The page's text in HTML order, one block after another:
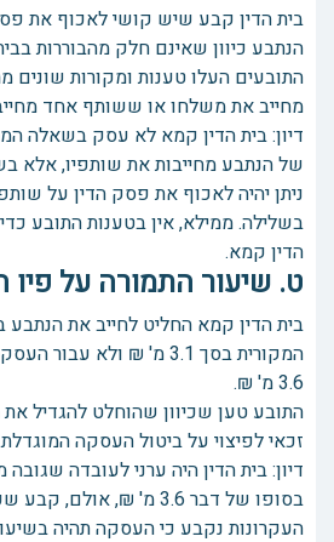
בית הדין קבע שיש קושי לאכוף את
הנתבע כיוון שאינם חלק מהבוררות
התובעים העלו טענות ומקורות שונים
מחייב את משלחו או ששותף אחד
דיון: בית הדין קמא לא עסק בשאלה
של הנתבע מחייבות את שותפיו, אלא
ניתן יהיה לאכוף את פסק הדין על
בשלילה. ממילא, אין בטענות התובע
הדין קמא.
ט. שיעור התמורה על פיו
בית הדין קמא החליט לחייב את הנתבע
המקורית בסך 3.1 מ' ₪ ולא
3.6 מ' ₪.
התובע טען שכיוון שהוחלט להגדיל
זכאי לפיצוי על ביטול העסקה
דיון: בית הדין היה ערני לעובדה
בסופו של דבר 3.6 מ' ₪,